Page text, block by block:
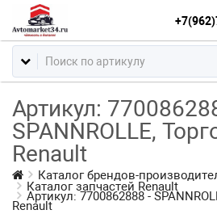
Артикул:
SPANNROLLE,
Renault
Каталог брендов-
Каталог запчастей Renault
Артикул: 7700862888 -
Renault